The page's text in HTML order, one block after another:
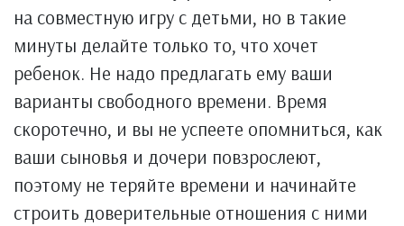
на совместную игру с детьми, но в такие
минуты делайте только то, что хочет
ребенок. Не надо предлагать ему ваши
варианты свободного времени. Время
скоротечно, и вы не успеете опомниться, как
ваши сыновья и дочери повзрослеют,
пoэтому не теряйте времени и начинайте
строить доверительные отношения с ними